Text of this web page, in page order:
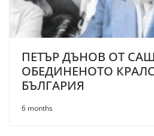
ПЕТЪР ДЪНОВ ОТ
ОБЕДИНЕНОТО
БЪЛГАРИЯ
6 months